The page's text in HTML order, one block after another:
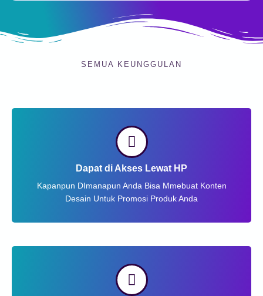
SEMUA KEUNGGULAN
Dapat di Akses Lewat HP
Kapanpun DImanapun Anda Bisa Mmebuat Konten
Desain Untuk Promosi Produk Anda